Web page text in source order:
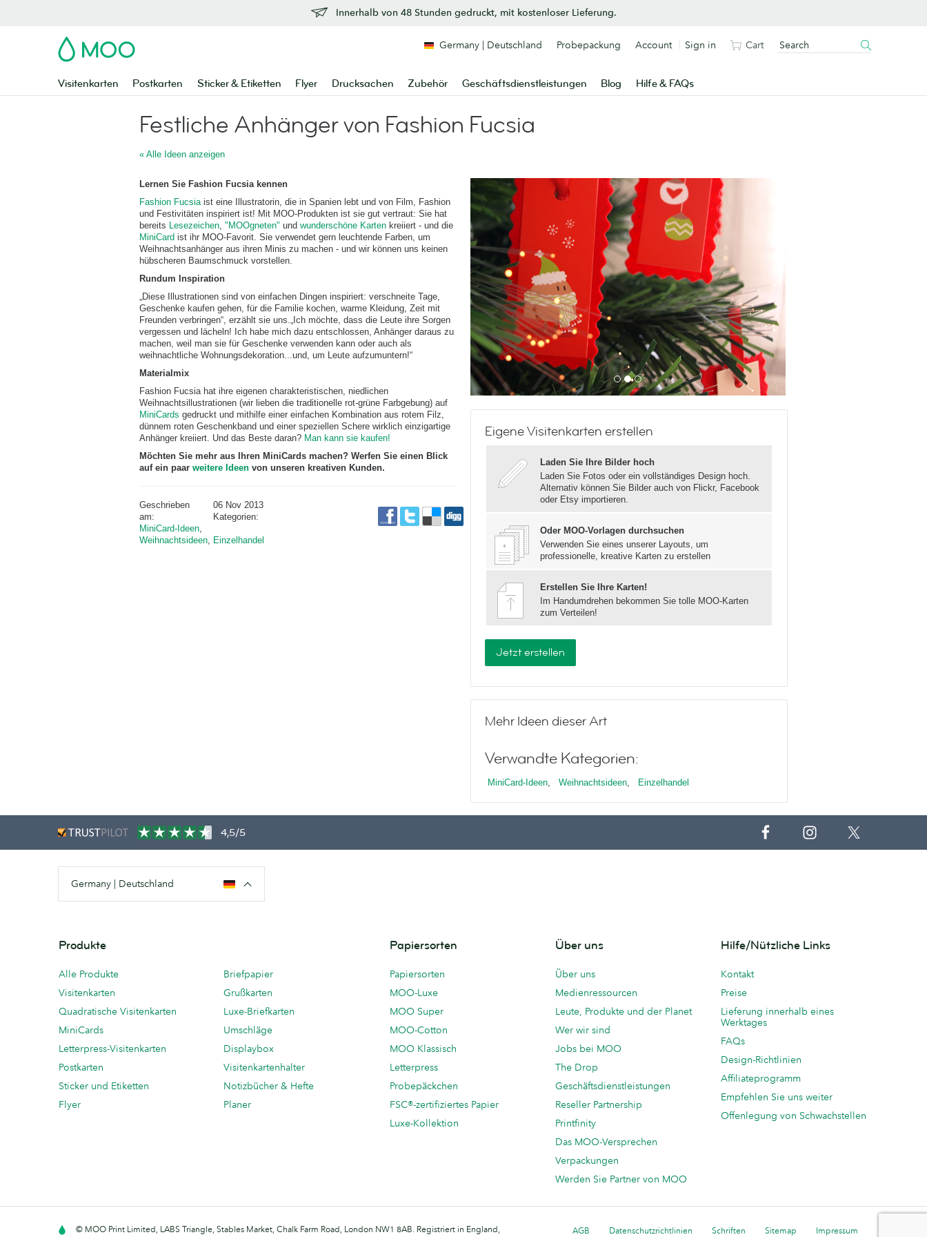
Innerhalb von 48 Stunden gedruckt, mit kostenloser Lieferung.
MOO
Visitenkarten Postkarten Sticker & Etiketten Flyer Drucksachen Zubehör Geschäftsdienstleistungen Blog Hilfe & FAQs
Germany | Deutschland Probepackung Account Sign in Cart
Festliche Anhänger von Fashion Fucsia
« Alle Ideen anzeigen
Lernen Sie Fashion Fucsia kennen
Fashion Fucsiaist eine Illustratorin, die in Spanien lebt und von Film, Fashion
und Festivitäten inspiriert ist! Mit MOO-Produkten ist sie gut vertraut: Sie hat
bereits Lesezeichen, "MOOgneten" und wunderschöne Karten kreiiert - und die
MiniCard ist ihr MOO-Favorit. Sie verwendet gern leuchtende Farben, um
Weihnachtsanhänger aus ihren Minis zu machen - und wir können uns keinen
hübscheren Baumschmuck vorstellen.
Rundum Inspiration
„Diese Illustrationen sind von einfachen Dingen inspiriert: verschneite Tage,
Geschenke kaufen gehen, für die Familie kochen, warme Kleidung, Zeit mit
Freunden verbringen“, erzählt sie uns.„Ich möchte, dass die Leute ihre Sorgen
vergessen und lächeln! Ich habe mich dazu entschlossen, Anhänger daraus zu
machen, weil man sie für Geschenke verwenden kann oder auch als
weihnachtliche Wohnungsdekoration...und, um Leute aufzumuntern!“
Materialmix
Fashion Fucsia hat ihre eigenen charakteristischen, niedlichen
Weihnachtsillustrationen (wir lieben die traditionelle rot-grüne Farbgebung) auf
MiniCards gedruckt und mithilfe einer einfachen Kombination aus rotem Filz,
dünnem roten Geschenkband und einer speziellen Schere wirklich einzigartige
Anhänger kreiiert. Und das Beste daran? Man kann sie kaufen!
Möchten Sie mehr aus Ihren MiniCards machen? Werfen Sie einen Blick
auf ein paar weitere Ideen von unseren kreativen Kunden.
Geschrieben
am:
06 Nov 2013
Kategorien:
MiniCard-Ideen,
Weihnachtsideen, Einzelhandel
Eigene Visitenkarten erstellen
Laden Sie Ihre Bilder hoch
Laden Sie Fotos oder ein vollständiges Design hoch.
Alternativ können Sie Bilder auch von Flickr, Facebook
oder Etsy importieren.
Oder MOO-Vorlagen durchsuchen
Verwenden Sie eines unserer Layouts, um
professionelle, kreative Karten zu erstellen
Erstellen Sie Ihre Karten!
Im Handumdrehen bekommen Sie tolle MOO-Karten
zum Verteilen!
Jetzt erstellen
Mehr Ideen dieser Art
Verwandte Kategorien:
MiniCard-Ideen, Weihnachtsideen, Einzelhandel
4,5/5
Germany | Deutschland
Produkte
Alle Produkte
Visitenkarten
Quadratische Visitenkarten
MiniCards
Letterpress-Visitenkarten
Postkarten
Sticker und Etiketten
Flyer
Briefpapier
Grußkarten
Luxe-Briefkarten
Umschläge
Displaybox
Visitenkartenhalter
Notizbücher & Hefte
Planer
Papiersorten
Papiersorten
MOO-Luxe
MOO Super
MOO-Cotton
MOO Klassisch
Letterpress
Probepäckchen
FSC®-zertifiziertes Papier
Luxe-Kollektion
Über uns
Über uns
Medienressourcen
Leute, Produkte und der Planet
Wer wir sind
Jobs bei MOO
The Drop
Geschäftsdienstleistungen
Reseller Partnership
Printfinity
Das MOO-Versprechen
Verpackungen
Werden Sie Partner von MOO
Hilfe/Nützliche Links
Kontakt
Preise
Lieferung innerhalb eines
Werktages
FAQs
Design-Richtlinien
Affiliateprogramm
Empfehlen Sie uns weiter
Offenlegung von Schwachstellen
AGB Datenschutzrichtlinien Schriften Sitemap Impressum
© MOO Print Limited, LABS Triangle, Stables Market, Chalk Farm Road, London NW1 8AB. Registriert in England,